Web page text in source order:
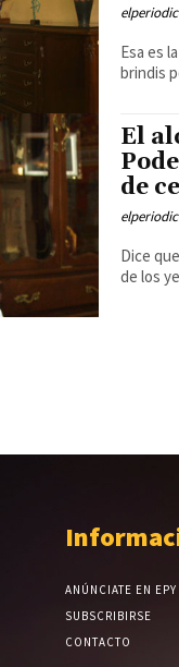
Esa es
brindis
El
de
Dice
de los
ANÚNCIATE EN EPY
SUBSCRIBIRSE
CONTACTO